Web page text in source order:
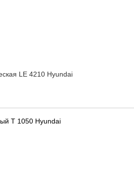
LE 4210 Hyundai